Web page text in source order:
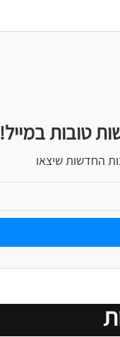
טובות במייל!
החדשות שיצאו